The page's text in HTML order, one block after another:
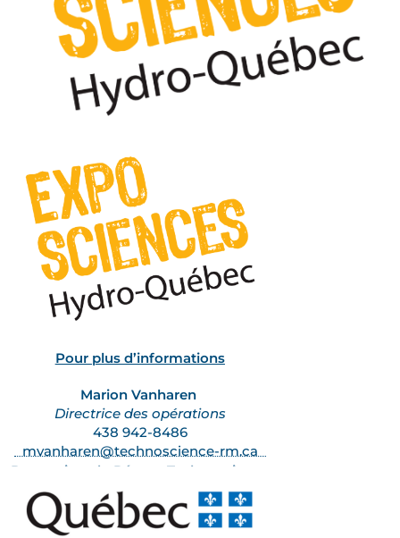
Pour plus d’informations
Marion Vanharen
Directrice des opérations
438 942-8486
mvanharen@technoscience-rm.ca
Partenaires du Réseau Technoscience